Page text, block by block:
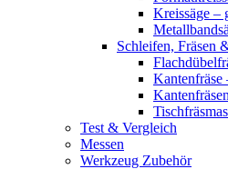
Kreissäge –
Schleifen, Fräsen
Test & Vergleich
Messen
Werkzeug Zubehör